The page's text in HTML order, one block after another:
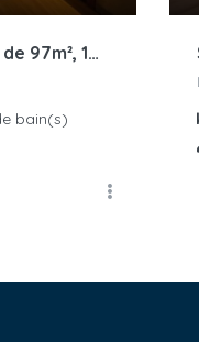
Appartement exceptionnel de 97m², 10 pers., centre station
bain(s)